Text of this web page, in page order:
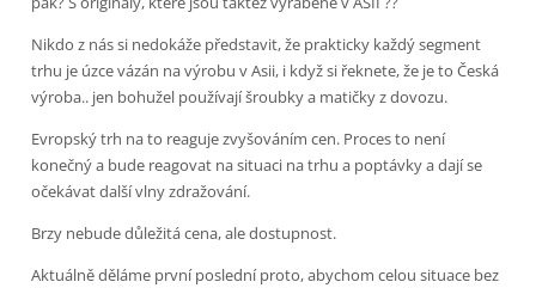
Nikdo z nás si nedokáže představit, že prakticky každý segment
trhu je úzce vázán na výrobu v Asii, i když si řeknete, že je to Česká
výroba.. jen bohužel používají šroubky a matičky z dovozu.
Evropský trh na to reaguje zvyšováním cen. Proces to není
konečný a bude reagovat na situaci na trhu a poptávky a dají se
očekávat další vlny zdražování.
Brzy nebude důležitá cena, ale dostupnost.
Aktuálně děláme první poslední proto, abychom celou situace bez